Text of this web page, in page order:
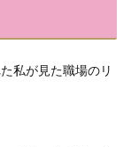
私が見た職場のリ